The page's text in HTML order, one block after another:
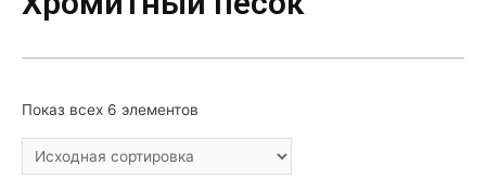
Показ всех 6 элементов